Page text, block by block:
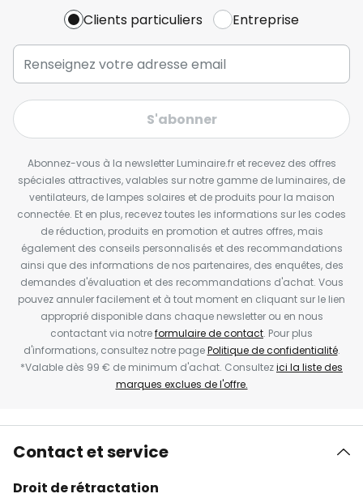
Clients particuliers Entreprise
S'abonner
Abonnez-vous à la newsletter Luminaire.fr et recevez des offres
spéciales attractives, valables sur notre gamme de luminaires, de
ventilateurs, de lampes solaires et de produits pour la maison
connectée. Et en plus, recevez toutes les informations sur les codes
de réduction, produits en promotion et autres offres, mais
également des conseils personnalisés et des recommandations
ainsi que des informations de nos partenaires, des enquêtes, des
demandes d'évaluation et des recommandations d'achat. Vous
pouvez annuler facilement et à tout moment en cliquant sur le lien
approprié disponible dans chaque newsletter ou en nous
contactant via notreformulaire de contact. Pour plus
d'informations, consultez notre pagePolitique de confidentialité.
*Valable dès 99 € de minimum d'achat. Consultezici la liste des
marques exclues de l'offre.
Contact et service
Droit de rétractation